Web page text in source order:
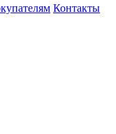
Контакты